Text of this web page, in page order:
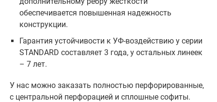
обеспечивается повышенная надежность
конструкции.
Гарантия устойчивости к УФ-воздействию у серии
STANDARD составляет 3 года, у остальных линеек
– 7 лет.
У нас можно заказать полностью перфорированные,
с центральной перфорацией и сплошные софиты.